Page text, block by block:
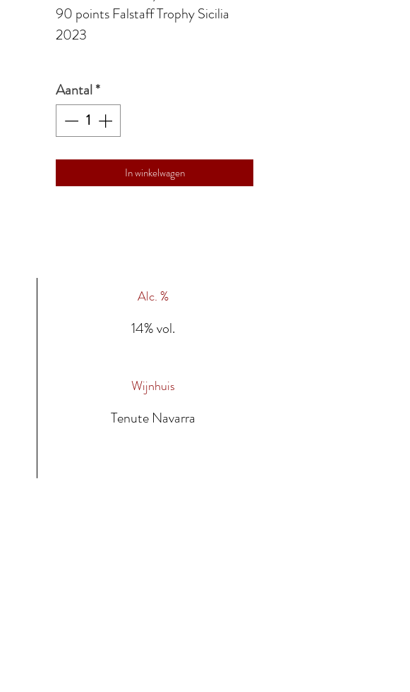
90 points Falstaff Trophy Sicilia
2023
Aantal*
In winkelwagen
Alc. %
14% vol.
Wijnhuis
Tenute Navarra